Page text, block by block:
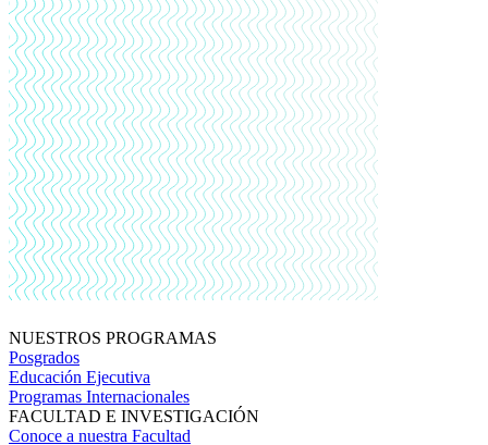
NUESTROS PROGRAMAS
Posgrados
Educación Ejecutiva
Programas Internacionales
FACULTAD E INVESTIGACIÓN
Conoce a nuestra Facultad